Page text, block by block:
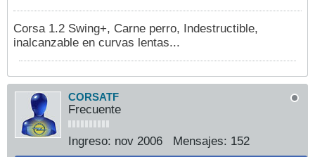
Corsa 1.2 Swing+, Carne perro, Indestructible,
inalcanzable en curvas lentas...
CORSATF
Frecuente
Ingreso: nov 2006 Mensajes: 152